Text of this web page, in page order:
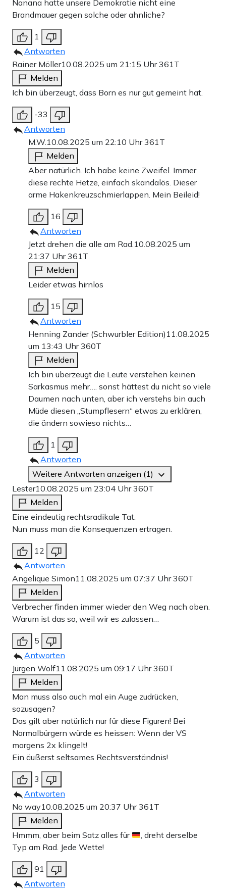
Nanana hatte unsere Demokratie nicht eine
Brandmauer gegen solche oder ahnliche?
1
Antworten
Rainer Möller10.08.2025 um 21:15 Uhr361T
Melden
Ich bin überzeugt, dass Born es nur gut gemeint hat.
-33
Antworten
M.W.10.08.2025 um 22:10 Uhr361T
Melden
Aber natürlich. Ich habe keine Zweifel. Immer
diese rechte Hetze, einfach skandalös. Dieser
arme Hakenkreuzschmierlappen. Mein Beileid!
16
Antworten
Jetzt drehen die alle am Rad.10.08.2025 um
21:37 Uhr361T
Melden
Leider etwas hirnlos
15
Antworten
Henning Zander (Schwurbler Edition) 11.08.2025
um 13:43 Uhr360T
Melden
Ich bin überzeugt die Leute verstehen keinen
Sarkasmus mehr…. sonst hättest du nicht so viele
Daumen nach unten, aber ich verstehs bin auch
Müde diesen „Stumpflesern“ etwas zu erklären,
die ändern sowieso nichts…
1
Antworten
Weitere Antworten anzeigen (1)
Lester10.08.2025 um 23:04 Uhr360T
Melden
Eine eindeutig rechtsradikale Tat.
Nun muss man die Konsequenzen ertragen.
12
Antworten
Angelique Simon11.08.2025 um 07:37 Uhr360T
Melden
Verbrecher finden immer wieder den Weg nach oben.
Warum ist das so, weil wir es zulassen…
5
Antworten
Jürgen Wolf11.08.2025 um 09:17 Uhr360T
Melden
Man muss also auch mal ein Auge zudrücken,
sozusagen?
Das gilt aber natürlich nur für diese Figuren! Bei
Normalbürgern würde es heissen: Wenn der VS
morgens 2x klingelt!
Ein äußerst seltsames Rechtsverständnis!
3
Antworten
No way10.08.2025 um 20:37 Uhr361T
Melden
Hmmm, aber beim Satz alles für
, dreht derselbe
Typ am Rad. Jede Wette!
91
Antworten